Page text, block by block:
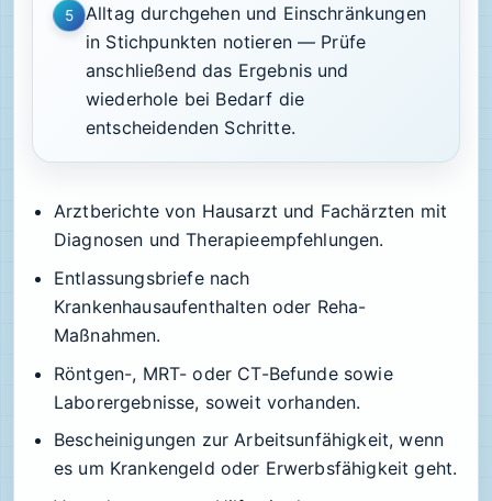
5
Alltag durchgehen und Einschränkungen
in Stichpunkten notieren — Prüfe
anschließend das Ergebnis und
wiederhole bei Bedarf die
entscheidenden Schritte.
Arztberichte von Hausarzt und Fachärzten mit
Diagnosen und Therapieempfehlungen.
Entlassungsbriefe nach
Krankenhausaufenthalten oder Reha-
Maßnahmen.
Röntgen-, MRT- oder CT-Befunde sowie
Laborergebnisse, soweit vorhanden.
Bescheinigungen zur Arbeitsunfähigkeit, wenn
es um Krankengeld oder Erwerbsfähigkeit geht.